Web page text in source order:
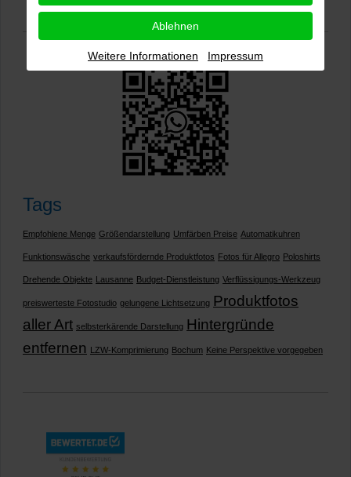
Tags
Empfohlene Menge Größendarstellung Umfärben Preise Automatikuhren
Funktionswäsche verkaufsfördernde Produktfotos Fotos für Allegro Poloshirts
Drehende Objekte Lausanne Budget-Dienstleistung Verflüssigungs-Werkzeug
preiswerteste Fotostudio gelungene Lichtsetzung Produktfotos
aller Art selbsterkärende Darstellung Hintergründe
entfernen LZW-Komprimierung Bochum Keine Perspektive vorgegeben
Ablehnen
Weitere Informationen Impressum